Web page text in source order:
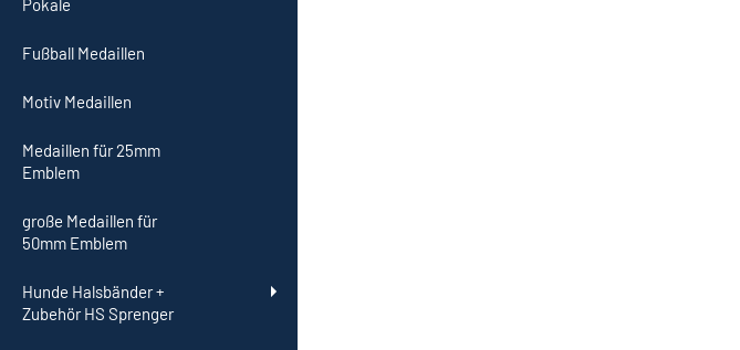
Pokale
Fußball Medaillen
Motiv Medaillen
Medaillen für 25mm
Emblem
große Medaillen für
50mm Emblem
Hunde Halsbänder +
Zubehör HS Sprenger